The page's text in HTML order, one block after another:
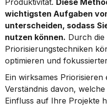
Produktivität. Diese
wichtigsten Aufgaben
unterscheiden, sodass
nutzen können. Durch die
Priorisierungstechniken
optimieren und
Ein wirksames
Verständnis davon,
Einfluss auf Ihre Projekte